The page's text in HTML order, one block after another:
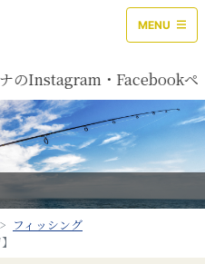
MENU
Instagram・Facebookペー
フィッシング